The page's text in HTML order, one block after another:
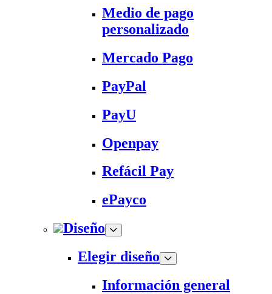
Medio de pago
personalizado
Mercado Pago
PayPal
PayU
Openpay
Refácil Pay
ePayco
Diseño
Elegir diseño
Información general